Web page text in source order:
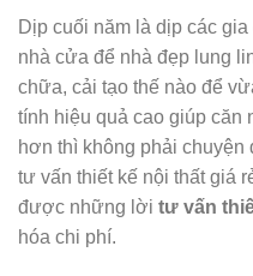
Dịp cuối năm là dịp các
nhà cửa để nhà đẹp lung
chữa, cải tạo thế nào để
tính hiệu quả cao giúp căn
hơn thì không phải chuyện
tư vấn thiết kế nội thất giá
được những lời tư vấn
hóa chi phí.